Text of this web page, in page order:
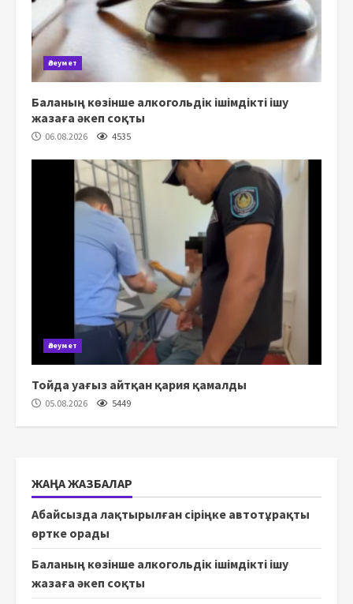
Әлеумет
Баланың көзінше алкогольдік ішімдікті ішу
жазаға әкеп соқты
06.08.2026 4535
Әлеумет
Тойда уағыз айтқан қария қамалды
05.08.2026 5449
ЖАҢА ЖАЗБАЛАР
Абайсызда лақтырылған сіріңке автотұрақты
өртке орады
Баланың көзінше алкогольдік ішімдікті ішу
жазаға әкеп соқты